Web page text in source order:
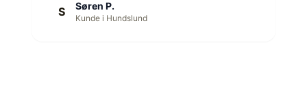
S Søren P.
Kunde i Hundslund